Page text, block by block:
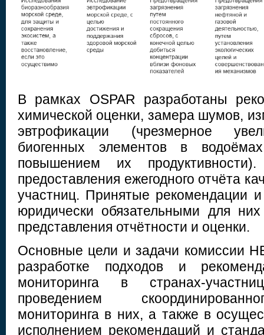
В рамках OSPAR разработаны
химической оценки, замера шумов,
эвтрофикации (чрезмерное
биогенных элементов в
повышением их
предоставления ежегодного отчёта
участниц. Принятые рекомендации
юридически обязательными для
представления отчётности и оценки.
Основные цели и задачи комиссии
разработке подходов и
мониторинга в странах-
проведением
мониторинга в них, а также в
исполнением рекомендаций и